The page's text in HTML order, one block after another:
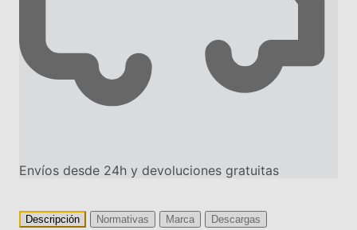
Envíos desde 24h y devoluciones gratuitas
Descripción Normativas Marca Descargas